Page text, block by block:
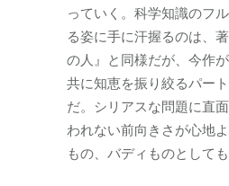
っていく。科学知識のフ
る姿に手に汗握るのは、
の人』と同様だが、今作
共に知恵を振り絞るパー
だ。シリアスな問題に直
われない前向きさが心地
もの、バディものとしても